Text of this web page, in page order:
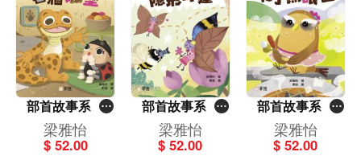
部首故事系列
（第二輯）壁虎
的石牆城堡：土
梁雅怡
$ 52.00
部首故事系列
（第二輯）枯葉
蝴蝶的隱形斗
梁雅怡
$ 52.00
部首故事系列
（第二輯）畫眉
鳥得了黑眼圈：
梁雅怡
$ 52.00